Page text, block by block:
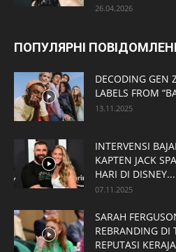
26.04.2026
ПОПУЛЯРНІ
DECODING GEN
LABELS FROM
13.11.2025
INTERVENSI
KAPTEN JACK
HARI DI DISNEY...
07.11.2025
SARAH
REBRANDING DI
REPUTASI